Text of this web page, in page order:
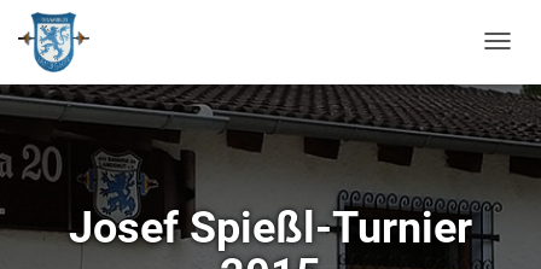
A
V
I
O
Josef Spießl-Turnier